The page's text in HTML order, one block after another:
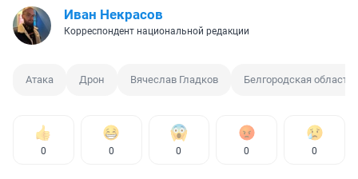
Иван Некрасов
Корреспондент национальной редакции
Атака Дрон Вячеслав Гладков Белгородская область
0 0 0 0 0